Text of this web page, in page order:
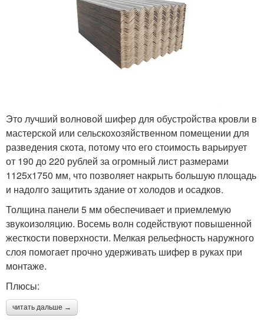
Это лучший волновой шифер для обустройства кровли в
мастерской или сельскохозяйственном помещении для
разведения скота, потому что его стоимость варьирует
от 190 до 220 рублей за огромный лист размерами
1125х1750 мм, что позволяет накрыть большую площадь
и надолго защитить здание от холодов и осадков.
Толщина панели 5 мм обеспечивает и приемлемую
звукоизоляцию. Восемь волн содействуют повышенной
жесткости поверхности. Мелкая рельефность наружного
слоя помогает прочно удерживать шифер в руках при
монтаже.
Плюсы:
читать дальше →